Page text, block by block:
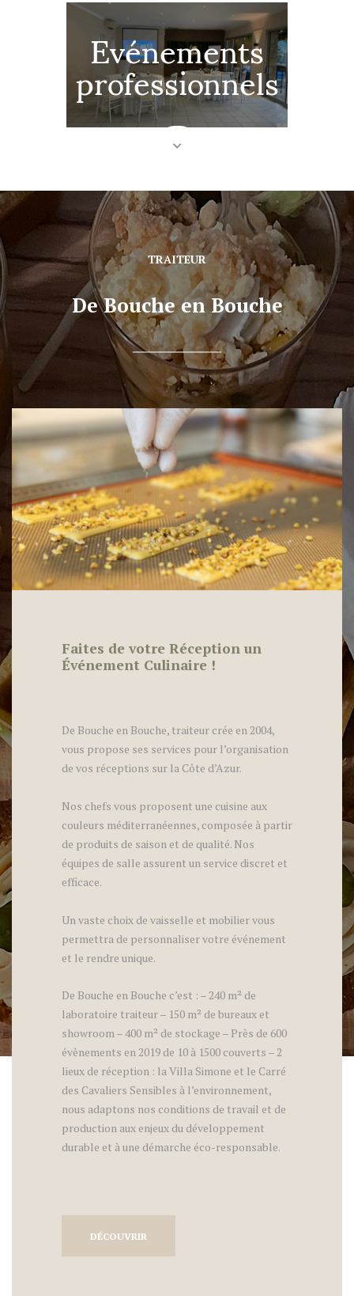
Evénements
professionnels
TRAITEUR
De Bouche en Bouche
Faites de votre Réception un
Événement Culinaire !
De Bouche en Bouche, traiteur crée en 2004,
vous propose ses services pour l’organisation
de vos réceptions sur la Côte d’Azur.
Nos chefs vous proposent une cuisine aux
couleurs méditerranéennes, composée à partir
de produits de saison et de qualité. Nos
équipes de salle assurent un service discret et
efficace.
Un vaste choix de vaisselle et mobilier vous
permettra de personnaliser votre événement
et le rendre unique.
De Bouche en Bouche c’est : – 240 m² de
laboratoire traiteur – 150 m² de bureaux et
showroom – 400 m² de stockage – Près de 600
évènements en 2019 de 10 à 1500 couverts – 2
lieux de réception : la Villa Simone et le Carré
des Cavaliers Sensibles à l’environnement,
nous adaptons nos conditions de travail et de
production aux enjeux du développement
durable et à une démarche éco-responsable.
DÉCOUVRIR